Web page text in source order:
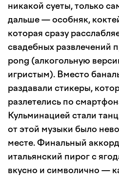
никакой суеты, только
дальше — особняк,
которая сразу
свадебных развлечений
pong (алкогольную
игристым). Вместо
раздавали стикеры,
разлетелись по
Кульминацией стали
от этой музыки было
месте. Финальный
итальянский пирог с
вкусно и символично —